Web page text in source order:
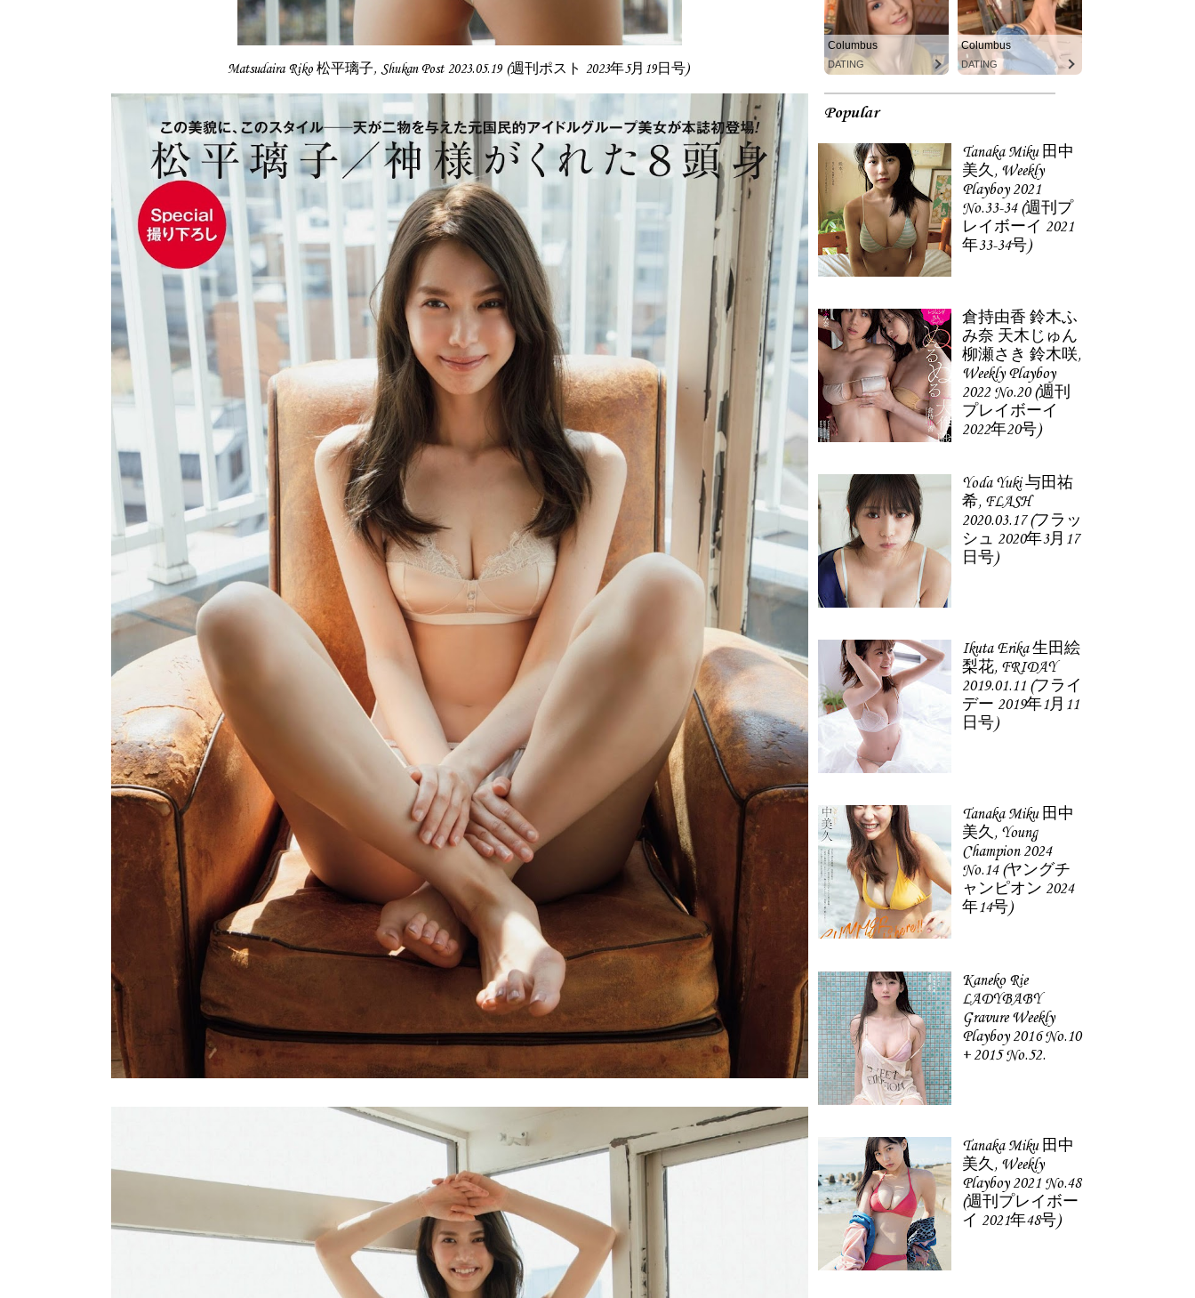
Matsudaira Riko 松平璃子, Shukan Post 2023.05.19 (週刊ポスト 2023年5月19日号)
Columbus
DATING
Columbus
DATING
Popular
Tanaka Miku 田中
美久, Weekly
Playboy 2021
No.33-34 (週刊プ
レイボーイ 2021
年33-34号)
倉持由香 鈴木ふ
み奈 天木じゅん
柳瀬さき 鈴木咲,
Weekly Playboy
2022 No.20 (週刊
プレイボーイ
2022年20号)
Yoda Yuki 与田祐
希, FLASH
2020.03.17 (フラッ
シュ 2020年3月17
日号)
Ikuta Erika 生田絵
梨花, FRIDAY
2019.01.11 (フライ
デー 2019年1月11
日号)
Tanaka Miku 田中
美久, Young
Champion 2024
No.14 (ヤングチ
ャンピオン 2024
年14号)
Kaneko Rie
LADYBABY
Gravure Weekly
Playboy 2016 No.10
+ 2015 No.52.
Tanaka Miku 田中
美久, Weekly
Playboy 2021 No.48
(週刊プレイボー
イ 2021年48号)